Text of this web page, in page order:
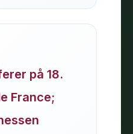
på 18.
France;